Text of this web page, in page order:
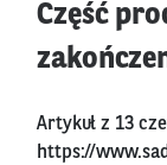
Część
Artykuł z 13
https://